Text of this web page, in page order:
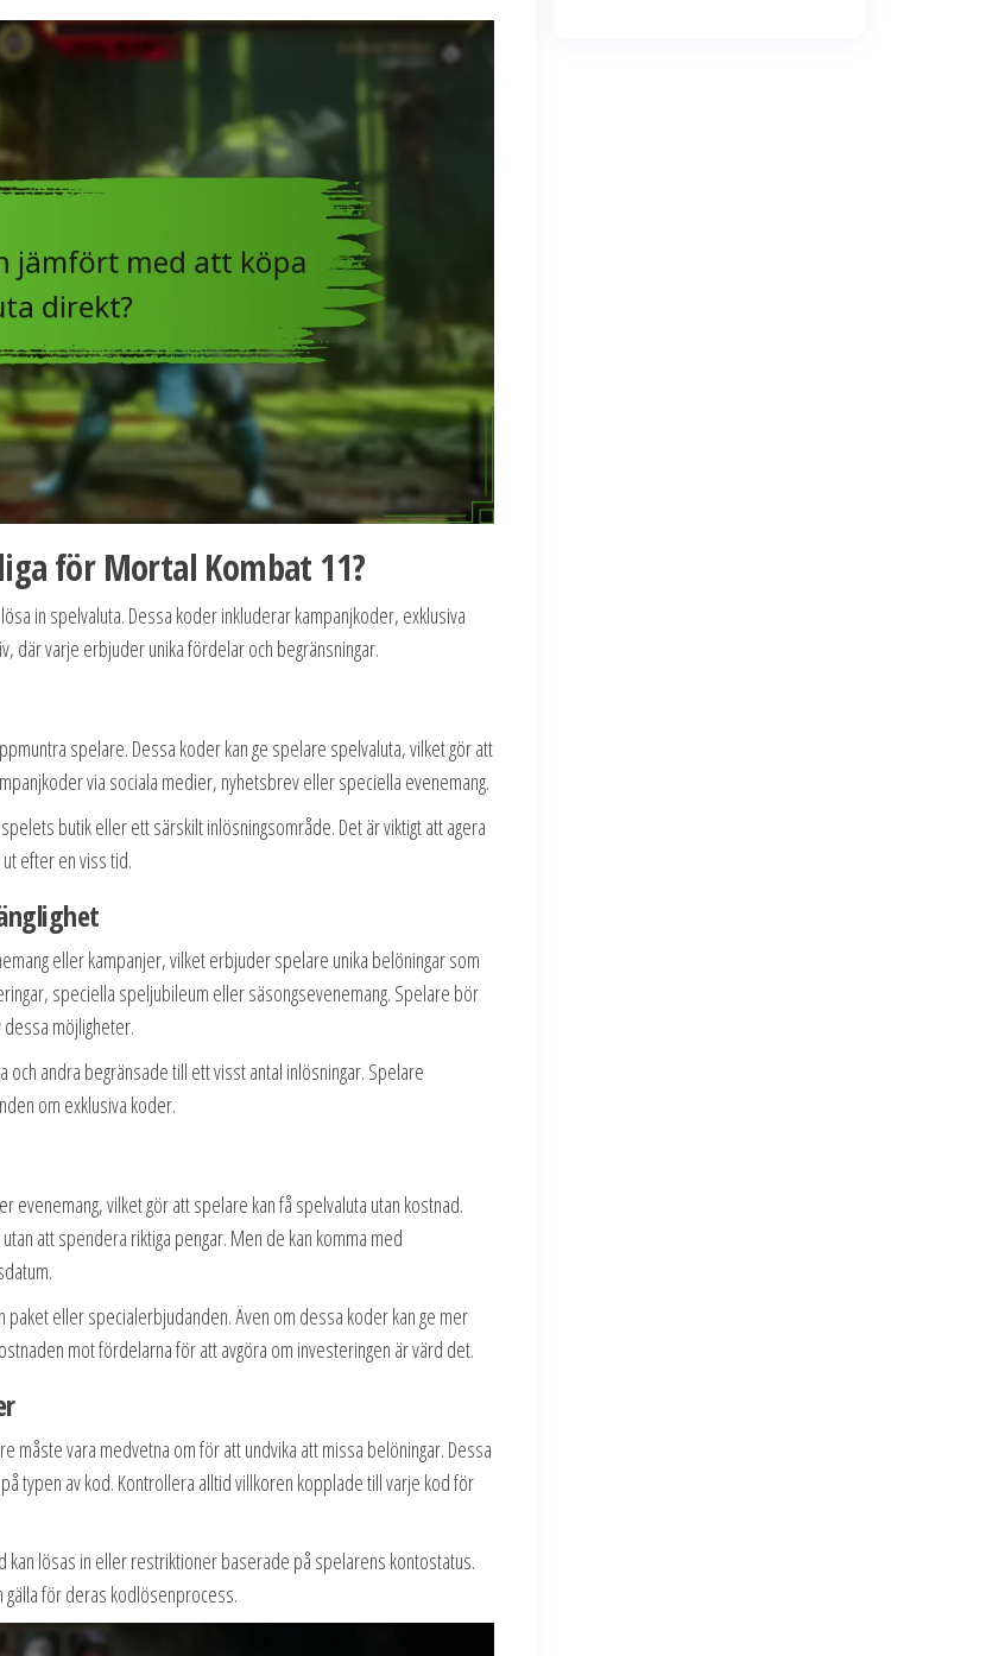
för Mortal Kombat 11?
in spelvaluta. Dessa koder inkluderar kampanjkoder, exklusiva
där varje erbjuder unika fördelar och begränsningar.
spelare. Dessa koder kan ge spelare spelvaluta, vilket gör att
via sociala medier, nyhetsbrev eller speciella evenemang.
butik eller ett särskilt inlösningsområde. Det är viktigt att agera
efter en viss tid.
eller kampanjer, vilket erbjuder spelare unika belöningar som
speciella speljubileum eller säsongsevenemang. Spelare bör
möjligheter.
andra begränsade till ett visst antal inlösningar. Spelare
om exklusiva koder.
vilket gör att spelare kan få spelvaluta utan kostnad.
att spendera riktiga pengar. Men de kan komma med
eller specialerbjudanden. Även om dessa koder kan ge mer
mot fördelarna för att avgöra om investeringen är värd det.
måste vara medvetna om för att undvika att missa belöningar. Dessa
typen av kod. Kontrollera alltid villkoren kopplade till varje kod för
kan lösas in eller restriktioner baserade på spelarens kontostatus.
för deras kodlösenprocess.